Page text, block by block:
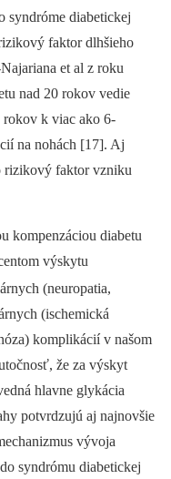
syndróme diabetickej
faktor dlhšieho
et al z roku
nad 20 rokov vedie
rokov k viac ako 6-
na nohách [17]. Aj
rizikový faktor vzniku
kompenzáciou diabetu
výskytu
(neuropatia,
(ischemická
komplikácií v našom
že za výskyt
hlavne glykácia
potvrdzujú aj najnovšie
vývoja
syndrómu diabetickej